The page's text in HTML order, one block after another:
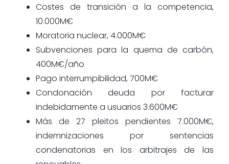
Costes de transición a la competencia,
10.000M€
Moratoria nuclear, 4.000M€
Subvenciones para la quema de carbón,
400M€/año
Pago interrumpibilidad, 700M€
Condonación deuda por facturar
indebidamente a usuarios 3.600M€
Más de 27 pleitos pendientes 7.000M€,
indemnizaciones por sentencias
condenatorias en los arbitrajes de las